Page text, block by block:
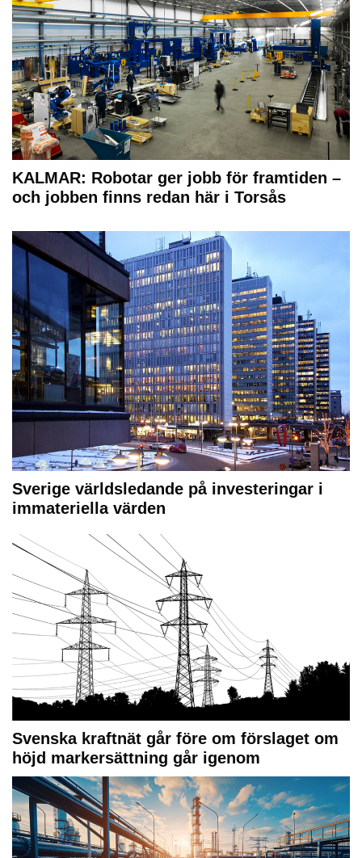
KALMAR: Robotar ger jobb för framtiden –
och jobben finns redan här i Torsås
Sverige världsledande på investeringar i
immateriella värden
Svenska kraftnät går före om förslaget om
höjd markersättning går igenom